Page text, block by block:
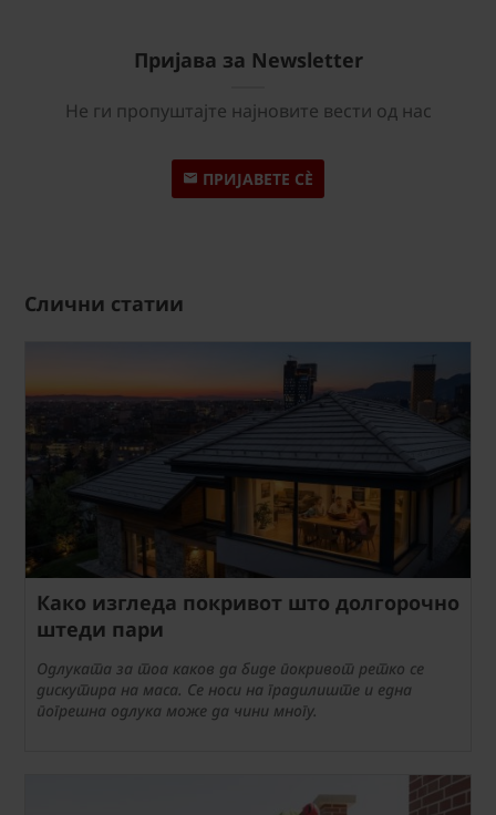
Пријава за Newsletter
Не ги пропуштајте најновите вести од нас
ПРИЈАВЕТЕ СÈ
Слични статии
Како изгледа покривот што долгорочно
штеди пари
Одлуката за тоа каков да биде покривот ретко се
дискутира на маса. Се носи на градилиште и една
погрешна одлука може да чини многу.